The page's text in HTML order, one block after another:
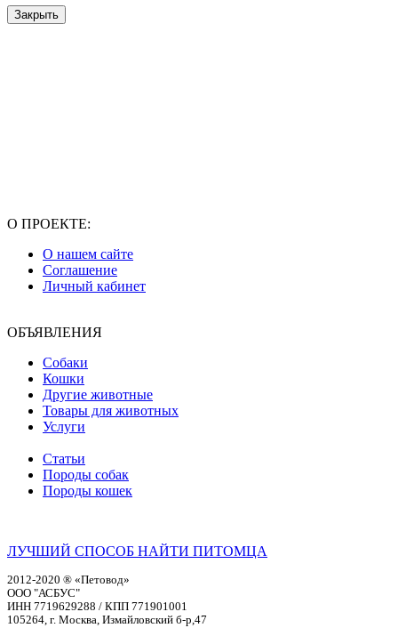
Закрыть
О ПРОЕКТЕ:
О нашем сайте
Соглашение
Личный кабинет
ОБЪЯВЛЕНИЯ
Собаки
Кошки
Другие животные
Товары для животных
Услуги
Статьи
Породы собак
Породы кошек
ЛУЧШИЙ СПОСОБ НАЙТИ ПИТОМЦА
2012-2020 ® «Петовод»
ООО "АСБУС"
ИНН 7719629288 / КПП 771901001
105264, г. Москва, Измайловский б-р,47